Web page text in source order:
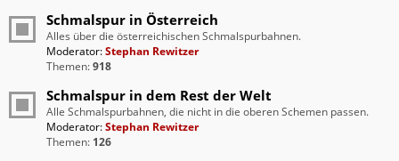
Schmalspur in Österreich
Alles über die österreichischen Schmalspurbahnen.
Moderator:Stephan Rewitzer
Themen:918
Schmalspur in dem Rest der Welt
Alle Schmalspurbahnen, die nicht in die oberen Schemen passen.
Moderator:Stephan Rewitzer
Themen: 126